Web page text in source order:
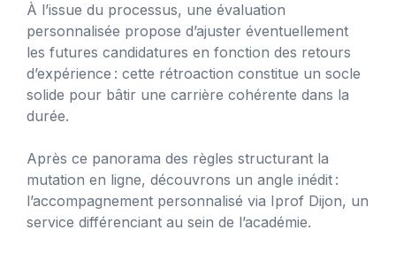
À l’issue du processus, une évaluation
personnalisée propose d’ajuster éventuellement
les futures candidatures en fonction des retours
d’expérience : cette rétroaction constitue un socle
solide pour bâtir une carrière cohérente dans la
durée.
Après ce panorama des règles structurant la
mutation en ligne, découvrons un angle inédit :
l’accompagnement personnalisé via Iprof Dijon, un
service différenciant au sein de l’académie.